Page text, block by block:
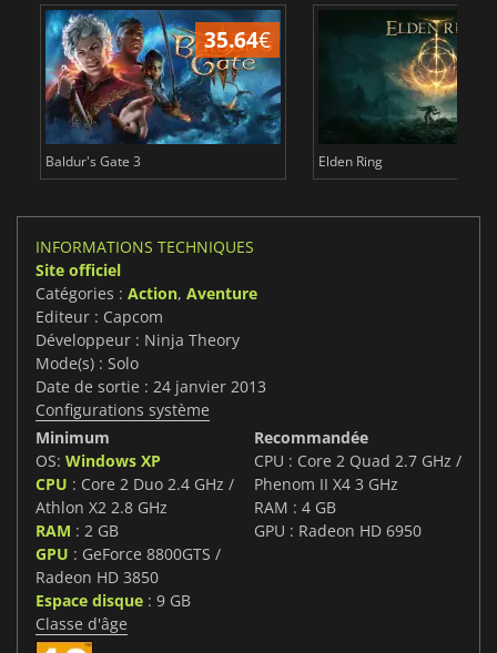
35.64€
Baldur's Gate 3 Elden Ring
INFORMATIONS TECHNIQUES
Site officiel
Catégories : Action, Aventure
Editeur : Capcom
Développeur : Ninja Theory
Mode(s) : Solo
Date de sortie : 24 janvier 2013
Configurations système
Minimum
OS: Windows XP
CPU : Core 2 Duo 2.4 GHz /
Athlon X2 2.8 GHz
RAM : 2 GB
GPU : GeForce 8800GTS /
Radeon HD 3850
Espace disque : 9 GB
Recommandée
CPU : Core 2 Quad 2.7 GHz /
Phenom II X4 3 GHz
RAM : 4 GB
GPU : Radeon HD 6950
Classe d'âge